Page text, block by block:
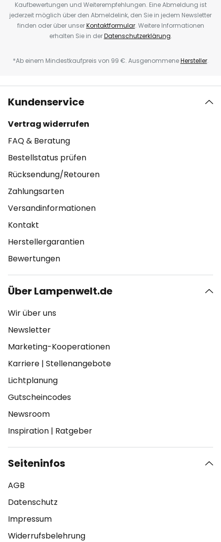
Kaufbewertungen und Weiterempfehlungen. Eine Abmeldung ist
jederzeit möglich über den Abmeldelink, den Sie in jedem Newsletter
finden oder über unserKontaktformular. Weitere Informationen
erhalten Sie in derDatenschutzerklärung.
*Ab einem Mindestkaufpreis von 99 €. AusgenommeneHersteller.
Kundenservice
Vertrag widerrufen
FAQ & Beratung
Bestellstatus prüfen
Rücksendung/Retouren
Zahlungsarten
Versandinformationen
Kontakt
Herstellergarantien
Bewertungen
Über Lampenwelt.de
Wir über uns
Newsletter
Marketing-Kooperationen
Karriere | Stellenangebote
Lichtplanung
Gutscheincodes
Newsroom
Inspiration | Ratgeber
Seiteninfos
AGB
Datenschutz
Impressum
Widerrufsbelehrung